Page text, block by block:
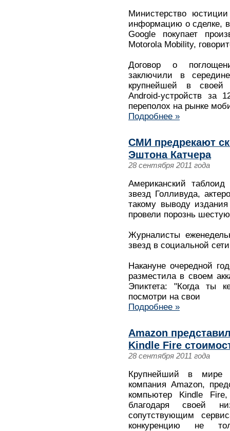
Министерство
информацию о сделке, в
Google покупает
Motorola Mobility,
Договор о
заключили в
крупнейшей в своей
Android-устройств за
переполох на рынке
Подробнее »
СМИ предрекают
Эштона Катчера
28 сентября 2011 года
Американский
звезд Голливуда,
такому выводу
провели порознь
Журналисты
звезд в социальной
Накануне очередной
разместила в своем
Эпиктета: "Когда ты
посмотри на свои
Подробнее »
Amazon
Kindle Fire
28 сентября 2011 года
Крупнейший в мире
компания Amazon,
компьютер Kindle
благодаря своей
сопутствующим
конкуренцию не